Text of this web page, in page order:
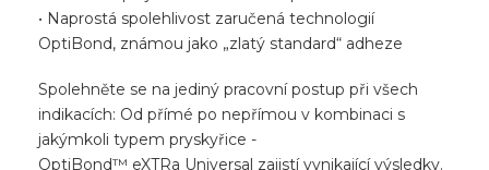
• Naprostá spolehlivost zaručená technologií
OptiBond, známou jako „zlatý standard“ adheze
Spolehněte se na jediný pracovní postup při všech
indikacích: Od přímé po nepřímou v kombinaci s
jakýmkoli typem pryskyřice -
OptiBond™ eXTRa Universal zajistí vynikající výsledky.